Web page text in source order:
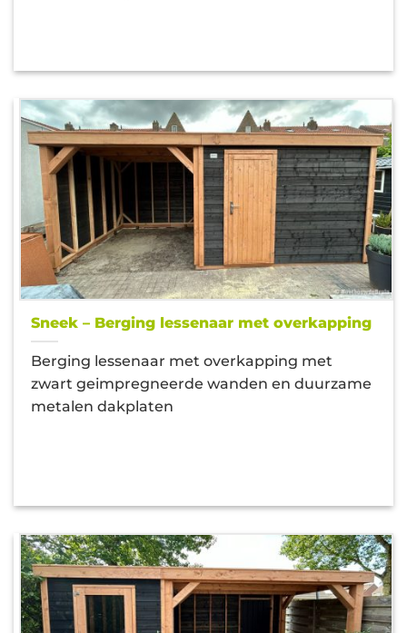
Sneek – Berging lessenaar met overkapping
Berging lessenaar met overkapping met
zwart geimpregneerde wanden en duurzame
metalen dakplaten